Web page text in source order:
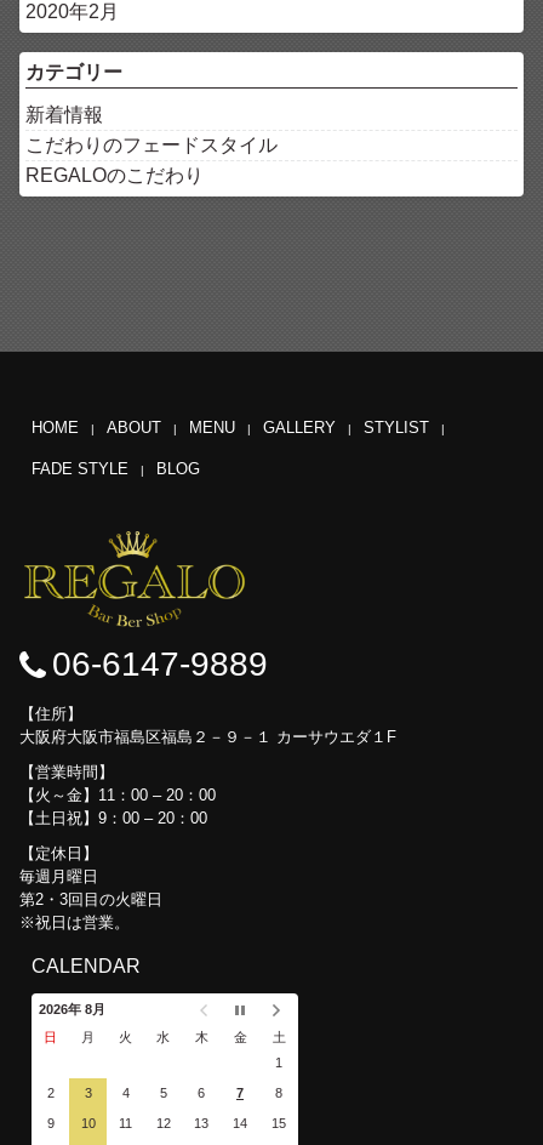
2020年2月
カテゴリー
新着情報
こだわりのフェードスタイル
REGALOのこだわり
HOME ABOUT MENU GALLERY STYLIST
FADE STYLE BLOG
06-6147-9889
住所
大阪府大阪市福島区福島２－９－１ カーサウエダ１F
営業時間
【火～金】11：00 – 20：00
【土日祝】9：00 – 20：00
定休日
毎週月曜日
第2・3回目の火曜日
※祝日は営業。
CALENDAR
2026年 8月
日
月 火 水 木 金
土
1
2 3 4 5 6 7 8
9 10 11 12 13 14 15